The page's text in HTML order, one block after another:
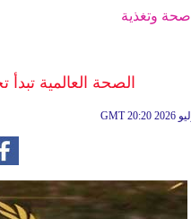
صحة وتغذية
الصحة العالمية
GMT